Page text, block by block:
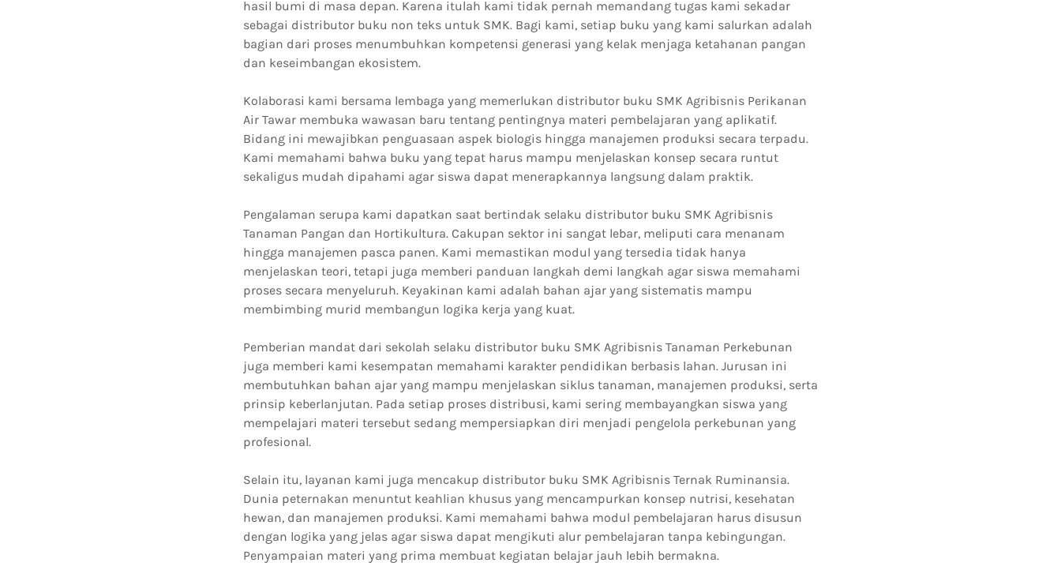
hasil bumi di masa depan. Karena itulah kami tidak pernah memandang tugas kami sekadar
sebagai distributor buku non teks untuk SMK. Bagi kami, setiap buku yang kami salurkan adalah
bagian dari proses menumbuhkan kompetensi generasi yang kelak menjaga ketahanan pangan
dan keseimbangan ekosistem.
Kolaborasi kami bersama lembaga yang memerlukan distributor buku SMK Agribisnis Perikanan
Air Tawar membuka wawasan baru tentang pentingnya materi pembelajaran yang aplikatif.
Bidang ini mewajibkan penguasaan aspek biologis hingga manajemen produksi secara terpadu.
Kami memahami bahwa buku yang tepat harus mampu menjelaskan konsep secara runtut
sekaligus mudah dipahami agar siswa dapat menerapkannya langsung dalam praktik.
Pengalaman serupa kami dapatkan saat bertindak selaku distributor buku SMK Agribisnis
Tanaman Pangan dan Hortikultura. Cakupan sektor ini sangat lebar, meliputi cara menanam
hingga manajemen pasca panen. Kami memastikan modul yang tersedia tidak hanya
menjelaskan teori, tetapi juga memberi panduan langkah demi langkah agar siswa memahami
proses secara menyeluruh. Keyakinan kami adalah bahan ajar yang sistematis mampu
membimbing murid membangun logika kerja yang kuat.
Pemberian mandat dari sekolah selaku distributor buku SMK Agribisnis Tanaman Perkebunan
juga memberi kami kesempatan memahami karakter pendidikan berbasis lahan. Jurusan ini
membutuhkan bahan ajar yang mampu menjelaskan siklus tanaman, manajemen produksi, serta
prinsip keberlanjutan. Pada setiap proses distribusi, kami sering membayangkan siswa yang
mempelajari materi tersebut sedang mempersiapkan diri menjadi pengelola perkebunan yang
profesional.
Selain itu, layanan kami juga mencakup distributor buku SMK Agribisnis Ternak Ruminansia.
Dunia peternakan menuntut keahlian khusus yang mencampurkan konsep nutrisi, kesehatan
hewan, dan manajemen produksi. Kami memahami bahwa modul pembelajaran harus disusun
dengan logika yang jelas agar siswa dapat mengikuti alur pembelajaran tanpa kebingungan.
Penyampaian materi yang prima membuat kegiatan belajar jauh lebih bermakna.